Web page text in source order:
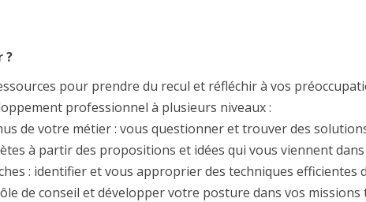
?
pour prendre du recul et réfléchir à vos
professionnel à plusieurs niveaux :
de votre métier : vous questionner et trouver des
à partir des propositions et idées qui vous viennent
: identifier et vous approprier des techniques
de conseil et développer votre posture dans vos missions